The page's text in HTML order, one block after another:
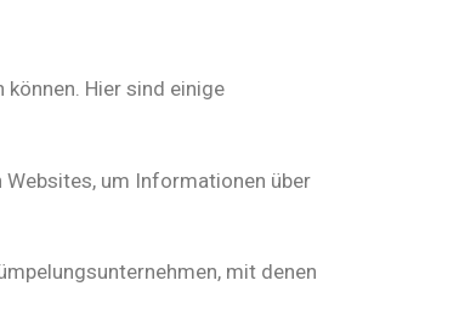
Hier sind einige
Websites, um Informationen über
mit denen